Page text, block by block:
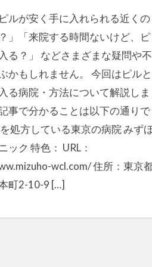
ピルが安く手に入れられる近くの
」「来院する時間ないけど、ピ
る？」 などさまざまな疑問や不
かもしれません。 今回はピルと
る病院・方法について解説しま
事で分かることは以下の通りで
処方している東京の病院 みず
ック 特色： URL：
wcl.com/ 住所：東京
町2-10-9 […]